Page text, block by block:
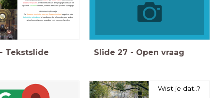
Spaanse Inquisitie. De Binnenkant van de synagoge doet aan het
SpaanseAlhambra denken, vandaar de naam: Spaanse Synagoge.
Historisch opfrissertje:
De Spaanse Inquisitie was een Spaans instituutopgericht o de
katholieke orthodoxie te handhaven. Ze tollereerde geen andere
geloofsovertuigingen, waardoor veel mensen vluchtten.
- Tekstslide Slide 27 - Open vraag
Wist je dat..?